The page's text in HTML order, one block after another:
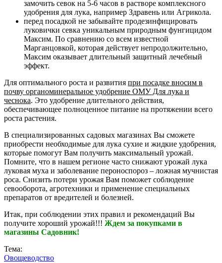
замочить севок на 5-6 часов в растворе комплексного
удобрения для лука, например Здравень или Агрикола.
перед посадкой не забывайте продезинфицировать
луковички севка уникальным природным фунгицидом
Максим. По сравнению со всем известной
Марганцовкой, которая действует непродолжительно,
Максим оказывает длительный защитный лечебный
эффект.
Для оптимального роста и развития при посадке вносим в
почву органоминеральное удобрение ОМУ Для лука и
чеснока. Это удобрение длительного действия,
обеспечивающее полноценное питание на протяжении всего
роста растения.
В специализированных садовых магазинах Вы сможете
приобрести необходимые для лука сухие и жидкие удобрения,
которые помогут Вам получить максимальный урожай.
Помните, что в нашем регионе часто снижают урожай лука
луковая муха и заболевание пероноспороз – ложная мучнистая
роса. Снизить потери урожая Вам поможет соблюдение
севооборота, агротехники и применение специальных
препаратов от вредителей и болезней.
Итак, при соблюдении этих правил и рекомендаций Вы
получите хороший урожай!!! Ждем за покупками в
магазины Садовник!
Тема:
Овощеводство